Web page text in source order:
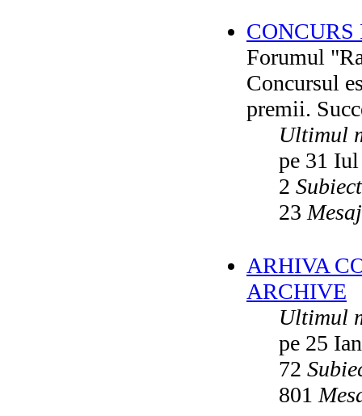
Forumul
Concursul
premii.
Ultimul
pe 31
2
23
ARHIVA
ARCHIVE
Ultimul
pe 25
72
801